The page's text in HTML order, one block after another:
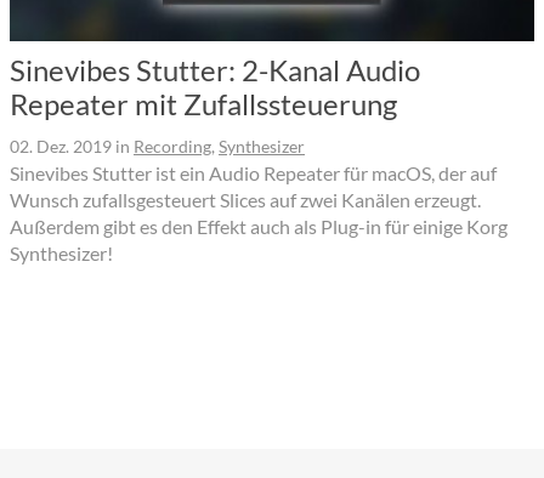
Sinevibes Stutter: 2-Kanal Audio
Repeater mit Zufallssteuerung
02. Dez. 2019 in Recording, Synthesizer
Sinevibes Stutter ist ein Audio Repeater für macOS, der auf
Wunsch zufallsgesteuert Slices auf zwei Kanälen erzeugt.
Außerdem gibt es den Effekt auch als Plug-in für einige Korg
Synthesizer!